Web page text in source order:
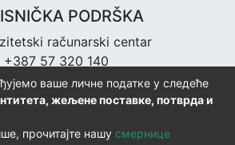
PODRŠKA
računarski centar
+387 57 320 140
urc@ues.rs.ba
urc.ues.rs.ba
ваше личне податке у следеће
жељене поставке, потврда и
прочитајте нашу смернице